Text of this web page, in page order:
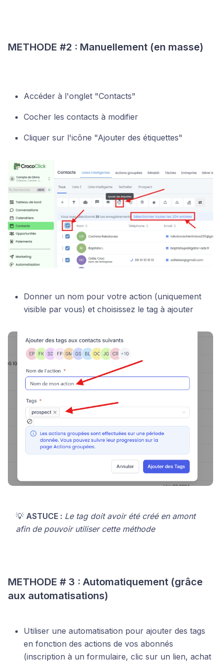
METHODE #2 : Manuellement (en masse)
Accéder à l'onglet "Contacts"
Cocher les contacts à modifier
Cliquer sur l'icône "Ajouter des étiquettes"
Donner un nom pour votre action (uniquement
visible par vous) et choisissez le tag à ajouter
💡 ASTUCE : Le tag doit avoir été créé en amont
afin de pouvoir utiliser cette méthode
METHODE # 3 : Automatiquement (grâce
aux automatisations)
Utiliser une automatisation pour ajouter des tags
en fonction des actions de vos abonnés
(inscription à un formulaire, clic sur un lien, achat